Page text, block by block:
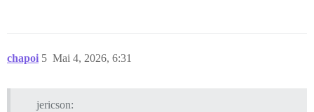
chapoi Mai 4, 2026, 6:31
5
jericson: